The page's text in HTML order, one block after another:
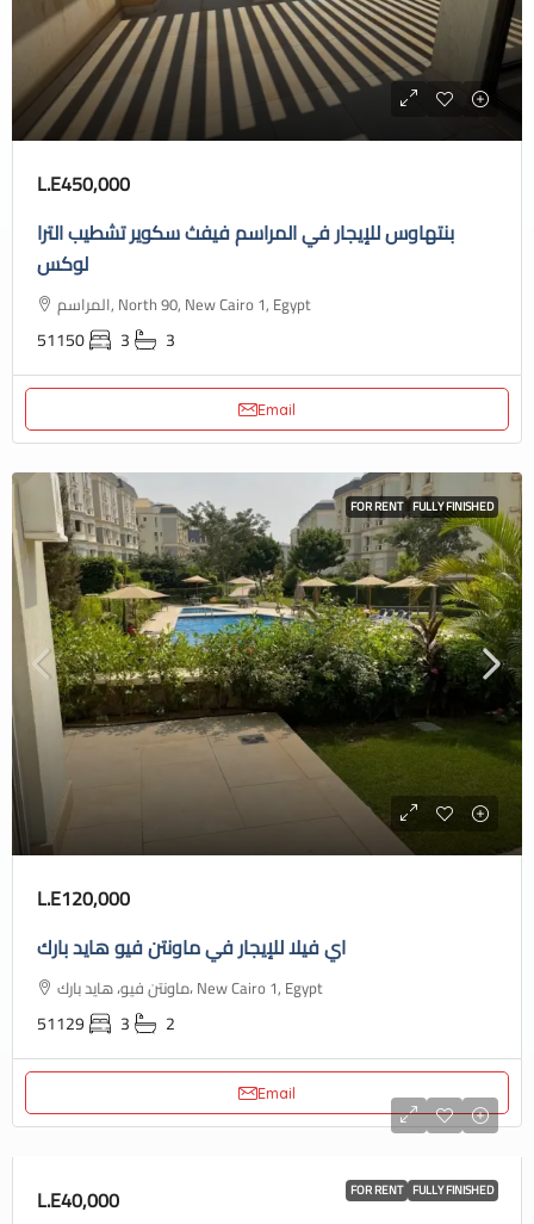
L.E450,000
بنتهاوس للإيجار في المراسم فيفث سكوير تشطيب الترا
لوكس
المراسم, North 90, New Cairo 1, Egypt
51150 3 3
Email
FOR RENT FULLY FINISHED
L.E120,000
اي فيلا للإيجار في ماونتن فيو هايد بارك
ماونتن فيو، هايد بارك، New Cairo 1, Egypt
51129 3 2
Email
FOR RENT FULLY FINISHED
L.E40,000